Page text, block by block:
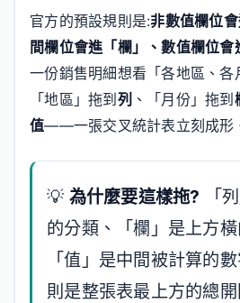
官方的預設規則是:非數值欄位
間欄位會進「欄」、數值欄位會
一份銷售明細想看「各地區、
「地區」拖到列 、「月份」拖到
值——一張交叉統計表立刻成形
💡 為什麼要這樣拖? 「
的分類、「欄」是上方橫
「值」是中間被計算的數
則是整張表最上方的總